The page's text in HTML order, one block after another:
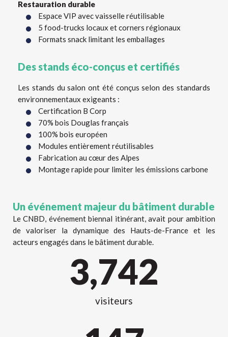
Restauration durable
Espace VIP avec vaisselle réutilisable
5 food-trucks locaux et corners régionaux
Formats snack limitant les emballages
Des stands éco-conçus et certifiés
Les stands du salon ont été conçus selon des standards
environnementaux exigeants :
Certification B Corp
70% bois Douglas français
100% bois européen
Modules entièrement réutilisables
Fabrication au cœur des Alpes
Montage rapide pour limiter les émissions carbone
Un événement majeur du bâtiment durable
Le CNBD, événement biennal itinérant, avait pour ambition
de valoriser la dynamique des Hauts-de-France et les
acteurs engagés dans le bâtiment durable.
visiteurs
3,742